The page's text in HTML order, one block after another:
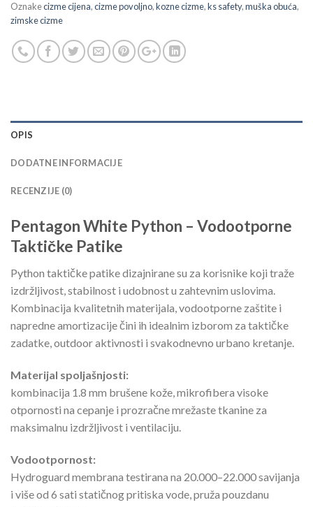
Oznakecizme cijena,cizme povoljno,kozne cizme,ks safety,muška obuća,
zimske cizme
OPIS
DODATNE INFORMACIJE
RECENZIJE (0)
Pentagon White Python – Vodootporne
Taktičke Patike
Python taktičke patike dizajnirane su za korisnike koji traže
izdržljivost, stabilnost i udobnost u zahtevnim uslovima.
Kombinacija kvalitetnih materijala, vodootporne zaštite i
napredne amortizacije čini ih idealnim izborom za taktičke
zadatke, outdoor aktivnosti i svakodnevno urbano kretanje.
Materijal spoljašnjosti:
kombinacija 1.8 mm brušene kože, mikrofibera visoke
otpornosti na cepanje i prozračne mrežaste tkanine za
maksimalnu izdržljivost i ventilaciju.
Vodootpornost:
Hydroguard membrana testirana na 20.000–22.000 savijanja
i više od 6 sati statičnog pritiska vode, pruža pouzdanu